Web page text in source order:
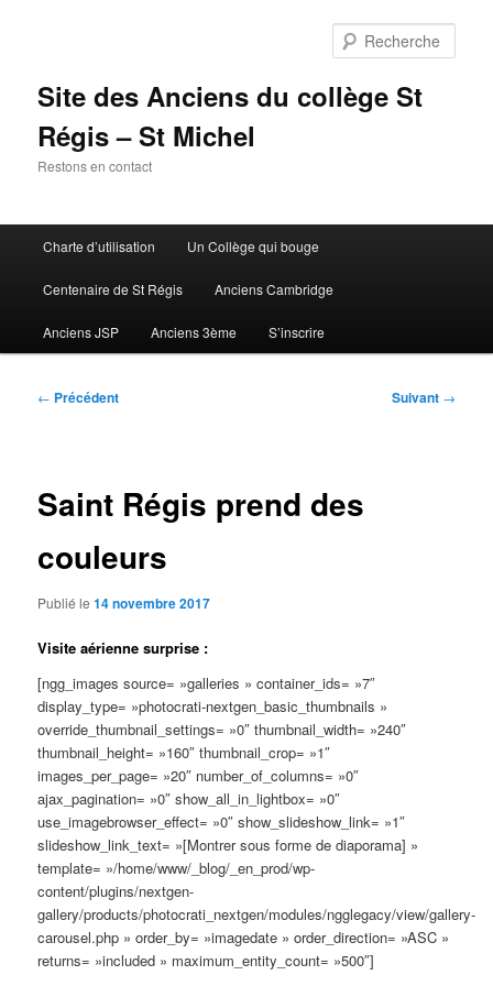
Site des Anciens du collège St
Régis – St Michel
Restons en contact
principal
Charte d’utilisation Un Collège qui bouge
Centenaire de St Régis Anciens Cambridge
Anciens JSP Anciens 3ème S’inscrire
Navigation
← Précédent Suivant →
Saint Régis prend des
couleurs
Publié le14 novembre 2017
Visite aérienne surprise :
[ngg_images source= »galleries » container_ids= »7″
display_type= »photocrati-nextgen_basic_thumbnails »
override_thumbnail_settings= »0″ thumbnail_width= »240″
thumbnail_height= »160″ thumbnail_crop= »1″
images_per_page= »20″ number_of_columns= »0″
ajax_pagination= »0″ show_all_in_lightbox= »0″
use_imagebrowser_effect= »0″ show_slideshow_link= »1″
slideshow_link_text= »[Montrer sous forme de diaporama] »
template= »/home/www/_blog/_en_prod/wp-
content/plugins/nextgen-
gallery/products/photocrati_nextgen/modules/ngglegacy/view/gallery-
carousel.php » order_by= »imagedate » order_direction= »ASC »
returns= »included » maximum_entity_count= »500″]